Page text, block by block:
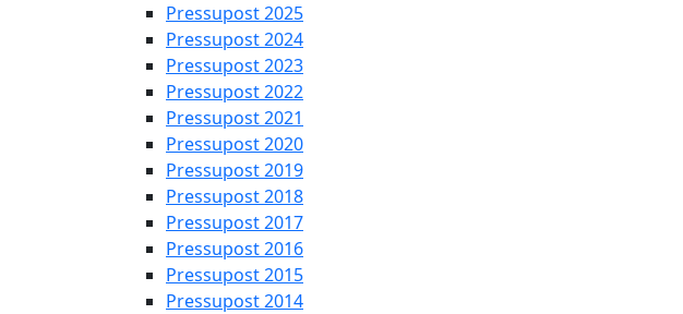
Pressupost 2025
Pressupost 2024
Pressupost 2023
Pressupost 2022
Pressupost 2021
Pressupost 2020
Pressupost 2019
Pressupost 2018
Pressupost 2017
Pressupost 2016
Pressupost 2015
Pressupost 2014